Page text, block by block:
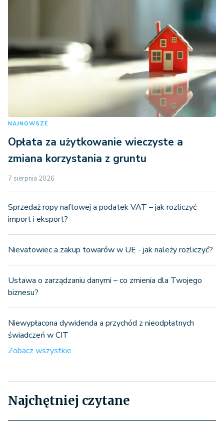
NAJNOWSZE
Opłata za użytkowanie wieczyste a
zmiana korzystania z gruntu
7 sierpnia 2026
Sprzedaż ropy naftowej a podatek VAT – jak rozliczyć
import i eksport?
Nievatowiec a zakup towarów w UE - jak należy rozliczyć?
Ustawa o zarządzaniu danymi – co zmienia dla Twojego
biznesu?
Niewypłacona dywidenda a przychód z nieodpłatnych
świadczeń w CIT
Zobacz wszystkie
Najchętniej czytane